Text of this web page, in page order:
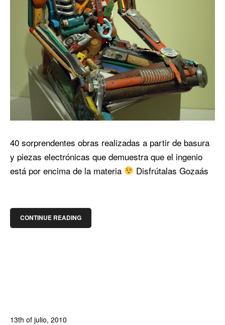
40 sorprendentes obras realizadas a partir de basura
y piezas electrónicas que demuestra que el ingenio
está por encima de la materia
Disfrútalas Gozaás
CONTINUE READING
13th of julio, 2010